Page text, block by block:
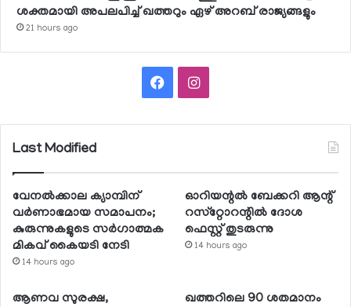
ശക്തമായി അപലപിച്ച് ഖത്തറും ഏഴ് അറബ് രാജ്യങ്ങളും
21 hours ago
FacebookInstagram
Last Modified
വേനല്‍ക്കാല ക്യാമ്പിന്
വര്‍ണാഭമായ സമാപനം;
കുരുന്നുകളുടെ സര്‍ഗാത്മക
മികവ് കൈയടി നേടി
14 hours ago
ഓറിയന്റല്‍ ബേക്കറി ആന്റ്
റസ്‌റ്റോറന്റില്‍ ദോശ
ഫെസ്റ്റ് തുടരുന്നു
14 hours ago
ആണവ സുരക്ഷ,
ഖത്തറിലെ 90 ശതമാനം